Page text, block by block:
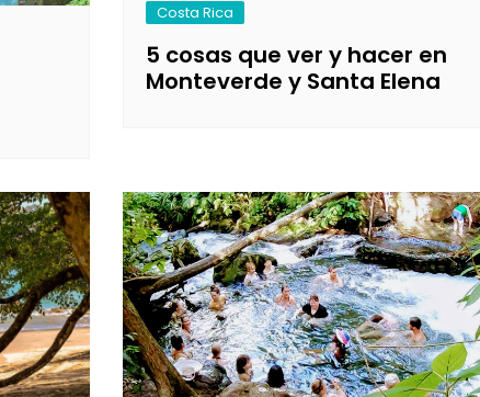
Costa Rica
5 cosas que ver y hacer en
Monteverde y Santa Elena